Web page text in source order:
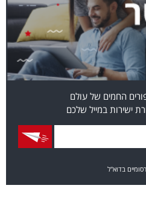
החמים של עולם
ישירות במייל שלכם
בדוא"ל